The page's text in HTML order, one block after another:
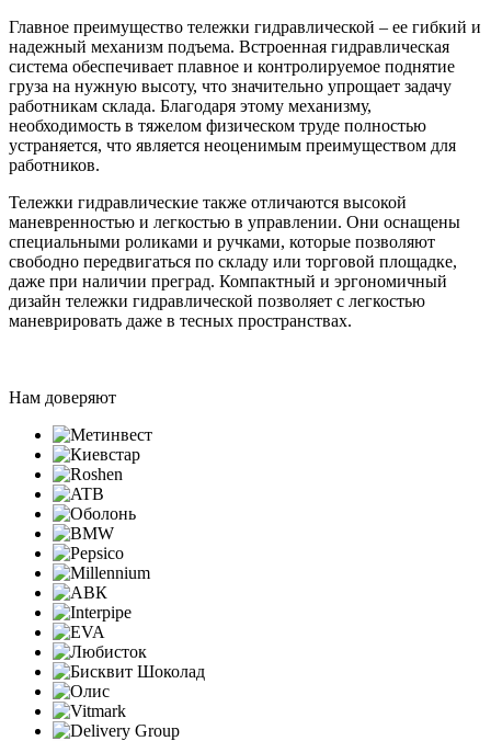
Главное преимущество тележки гидравлической – ее гибкий и
надежный механизм подъема. Встроенная гидравлическая
система обеспечивает плавное и контролируемое поднятие
груза на нужную высоту, что значительно упрощает задачу
работникам склада. Благодаря этому механизму,
необходимость в тяжелом физическом труде полностью
устраняется, что является неоценимым преимуществом для
работников.
Тележки гидравлические также отличаются высокой
маневренностью и легкостью в управлении. Они оснащены
специальными роликами и ручками, которые позволяют
свободно передвигаться по складу или торговой площадке,
даже при наличии преград. Компактный и эргономичный
дизайн тележки гидравлической позволяет с легкостью
маневрировать даже в тесных пространствах.
Нам доверяют